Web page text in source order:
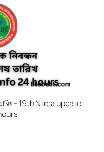
তারিখ – 19th Ntrca update